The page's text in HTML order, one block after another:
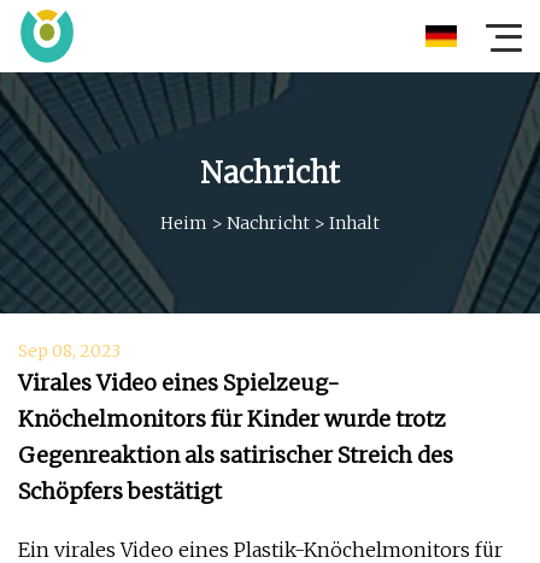
Nachricht
Heim > Nachricht > Inhalt
Sep 08, 2023
Virales Video eines Spielzeug-
Knöchelmonitors für Kinder wurde trotz
Gegenreaktion als satirischer Streich des
Schöpfers bestätigt
Ein virales Video eines Plastik-Knöchelmonitors für